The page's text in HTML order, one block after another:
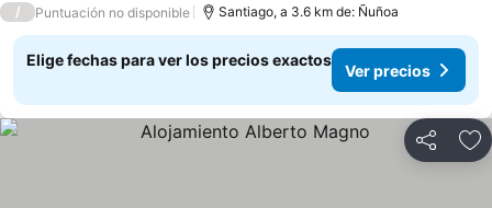
/ Puntuación no disponible Santiago, a 3.6 km de: Ñuñoa
Elige fechas para ver los precios exactos
Ver precios
Compartir